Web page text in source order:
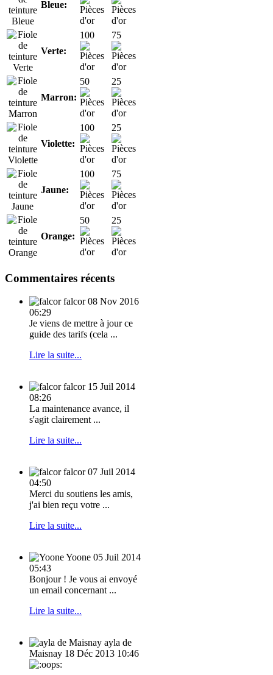
Bleue:
Verte:
100 75
Marron:
50 25
Violette:
100 25
Jaune:
100 75
Orange:
50 25
Commentaires récents
falcor 08 Nov 2016
06:29
Je viens de mettre à jour ce
guide des tarifs (cela ...
Lire la suite...
falcor 15 Juil 2014
08:26
La maintenance avance, il
s'agit clairement ...
Lire la suite...
falcor 07 Juil 2014
04:50
Merci du soutiens les amis,
j'ai bien reçu votre ...
Lire la suite...
Yoone 05 Juil 2014
05:43
Bonjour ! Je vous ai envoyé
un email concernant ...
Lire la suite...
ayla de
Maisnay 18 Déc 2013 10:46